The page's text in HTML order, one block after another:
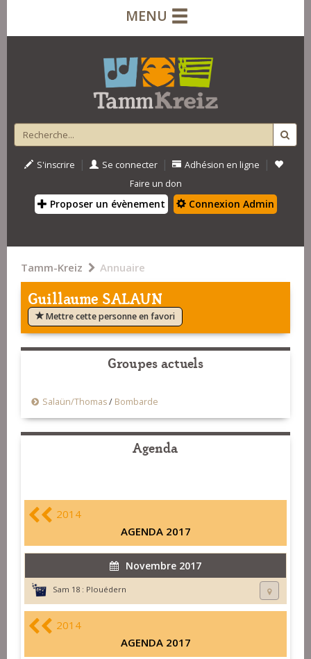
MENU
S'inscrire | Se connecter | Adhésion en ligne |
Faire un don
Proposer un évènement Connexion Admin
Tamm-Kreiz Annuaire
Guillaume SALAUN
Mettre cette personne en favori
Groupes actuels
Salaün/Thomas/ Bombarde
Agenda
2014
AGENDA 2017
Novembre 2017
Sam 18 : Plouédern
2014
AGENDA 2017